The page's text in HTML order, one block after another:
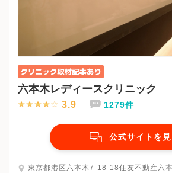
六本木レディースクリニック
3.9 1279件
公式サイトを見
東京都港区六本木7-18-18住友不動産六